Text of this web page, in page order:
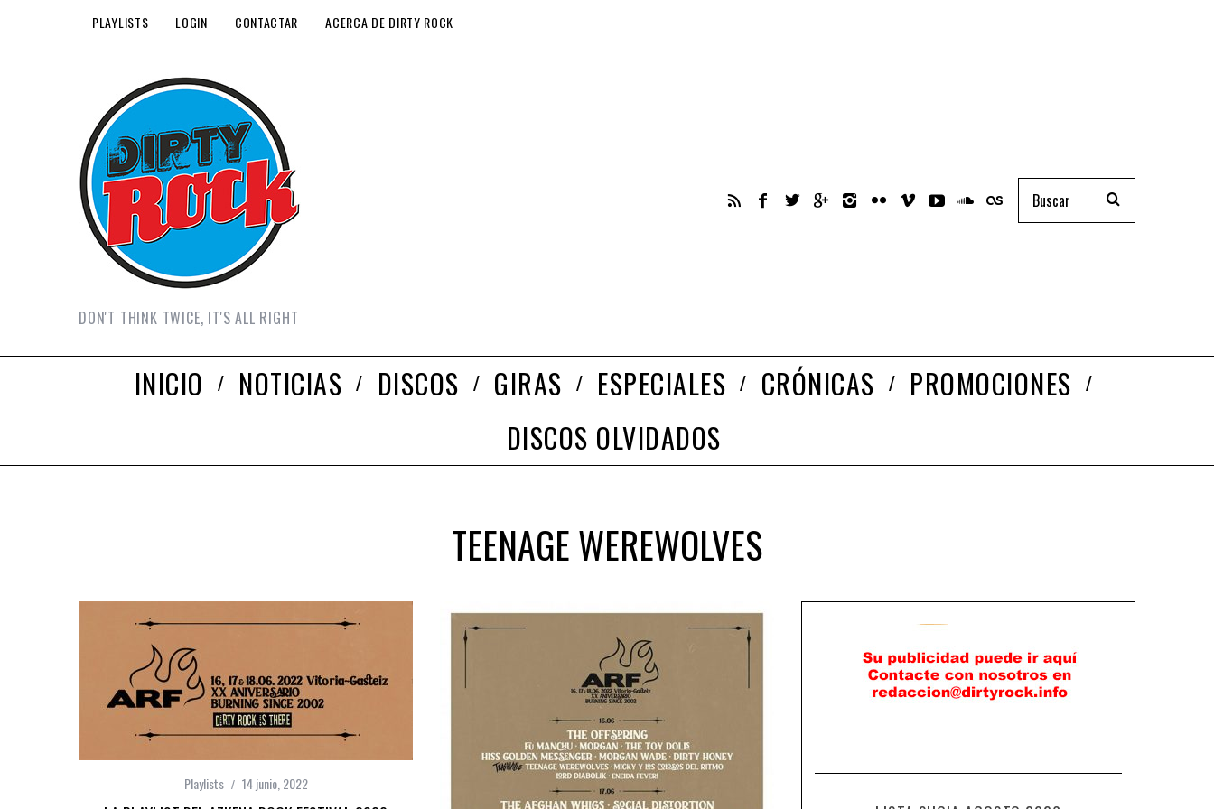
PLAYLISTS LOGIN CONTACTAR ACERCA DE DIRTY ROCK
DON'T THINK TWICE, IT'S ALL RIGHT
INICIO NOTICIAS DISCOS GIRAS ESPECIALES CRÓNICAS
PROMOCIONES
DISCOS OLVIDADOS
TEENAGE WEREWOLVES
Playlists 14 junio, 2022